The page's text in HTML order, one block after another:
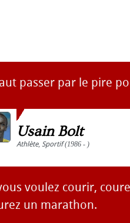
passer par le pire
Usain Bolt
Athlète, Sportif(1986 - )
voulez courir,
un marathon.